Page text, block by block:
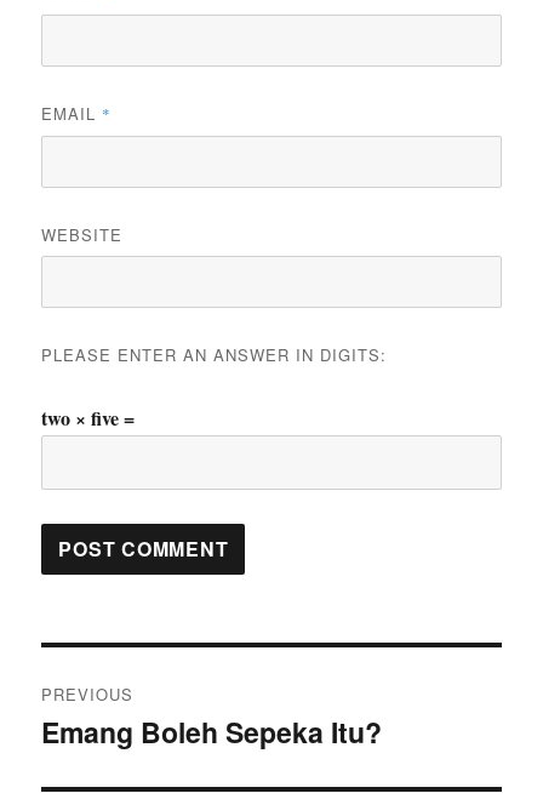
EMAIL *
WEBSITE
PLEASE ENTER AN ANSWER IN DIGITS:
two × five =
navigation
PREVIOUS
Previous
Emang Boleh Sepeka Itu?